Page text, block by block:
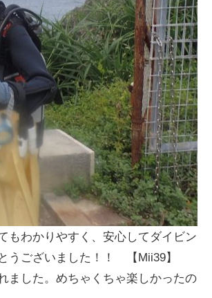
もわかりやすく、安心してダイビン
うございました！！ 【Mii39】
ました。めちゃくちゃ楽しかったの